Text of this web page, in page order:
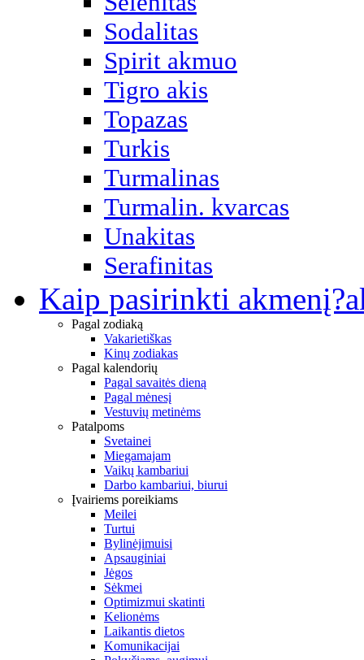
Sodalitas
Spirit akmuo
Tigro akis
Topazas
Turkis
Turmalinas
Turmalin. kvarcas
Unakitas
Serafinitas
Kaip pasirinkti akmenį?
Pagal zodiaką
Vakarietiškas
Kinų zodiakas
Pagal kalendorių
Pagal savaitės dieną
Pagal mėnesį
Vestuvių metinėms
Patalpoms
Svetainei
Miegamajam
Vaikų kambariui
Darbo kambariui, biurui
Įvairiems poreikiams
Meilei
Turtui
Bylinėjimuisi
Apsauginiai
Jėgos
Sėkmei
Optimizmui skatinti
Kelionėms
Laikantis dietos
Komunikacijai